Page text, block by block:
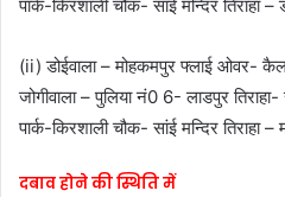
पार्क-किरशाली चौक- सांई मन्दिर तिराहा
(ii) डोईवाला – मोहकमपुर फ्लाई ओवर-
जोगीवाला – पुलिया नं0 6- लाडपुर
पार्क-किरशाली चौक- सांई मन्दिर
दबाव होने की स्थिति में